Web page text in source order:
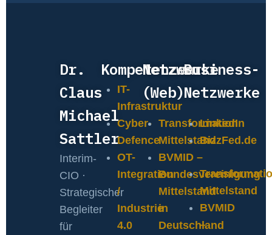
Dr.
Claus
Michael
Sattler
Interim-
CIO ·
Strategischer
Begleiter
für
Kompetenzen
IT-
Infrastruktur
Cyber-
Defence
OT-
Integration
/
Industrie
4.0
Netzwerke
(Web)
Transformation
Mittelstand
BVMID –
Bundesvereinigung
Mittelstand
in
Deutschland
Business-
Netzwerke
LinkedIn
BizzFed.de
Mittelstand
BVMID
–